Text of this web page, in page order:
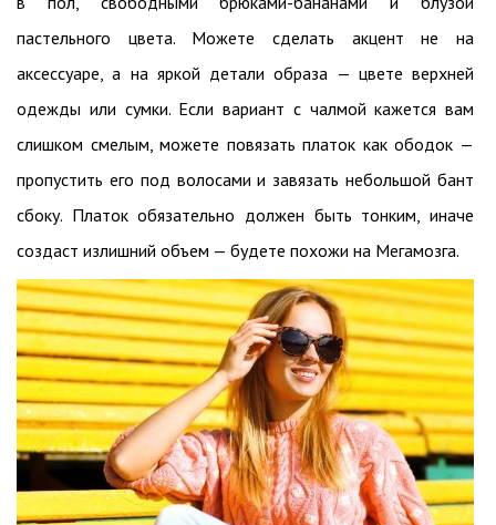
пастельного цвета. Можете сделать акцент не на
аксессуаре, а на яркой детали образа — цвете верхней
одежды или сумки. Если вариант с чалмой кажется вам
слишком смелым, можете повязать платок как ободок —
пропустить его под волосами и завязать небольшой бант
сбоку. Платок обязательно должен быть тонким, иначе
создаст излишний объем — будете похожи на Мегамозга.